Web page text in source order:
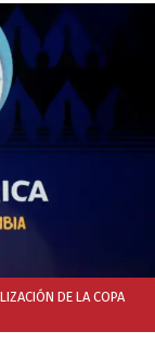
DE LA COPA